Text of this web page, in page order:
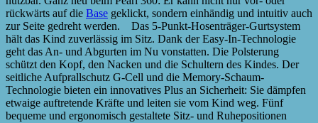
rückwärts auf die Base geklickt, sondern einhändig und intuitiv auch
zur Seite gedreht werden. Das 5-Punkt-Hosenträger-Gurtsystem
hält das Kind zuverlässig im Sitz. Dank der Easy-In-Technologie
geht das An- und Abgurten im Nu vonstatten. Die Polsterung
schützt den Kopf, den Nacken und die Schultern des Kindes. Der
seitliche Aufprallschutz G-Cell und die Memory-Schaum-
Technologie bieten ein innovatives Plus an Sicherheit: Sie dämpfen
etwaige auftretende Kräfte und leiten sie vom Kind weg. Fünf
bequeme und ergonomisch gestaltete Sitz- und Ruhepositionen